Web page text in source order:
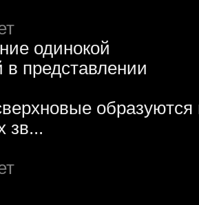
образуются
зв...